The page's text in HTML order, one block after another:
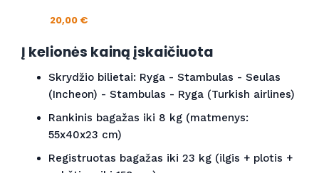
20,00 €
Į kelionės kainą įskaičiuota
Skrydžio bilietai: Ryga - Stambulas - Seulas
(Incheon) - Stambulas - Ryga (Turkish airlines)
Rankinis bagažas iki 8 kg (matmenys:
55x40x23 cm)
Registruotas bagažas iki 23 kg (ilgis + plotis +